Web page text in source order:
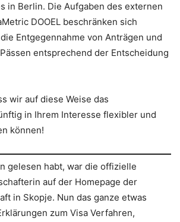
in Berlin. Die Aufgaben des externen
DOOEL beschränken sich
Entgegennahme von Anträgen und
entsprechend der Entscheidung
wir auf diese Weise das
in Ihrem Interesse flexibler und
können!
gelesen habt, war die offizielle
auf der Homepage der
in Skopje. Nun das ganze etwas
zum Visa Verfahren,